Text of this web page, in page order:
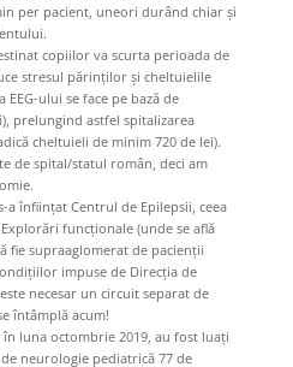
per pacient, uneori durând chiar și
copiilor va scurta perioada de
stresul părinților și cheltuielile
ului se face pe bază de
prelungind astfel spitalizarea
cheltuieli de minim 720 de lei).
de spital/statul român, deci am
a înființat Centrul de Epilepsii, ceea
funcționale (unde se află
fie supraaglomerat de pacienții
impuse de Direcția de
necesar un circuit separat de
întâmplă acum!
luna octombrie 2019, au fost luați
neurologie pediatrică 77 de